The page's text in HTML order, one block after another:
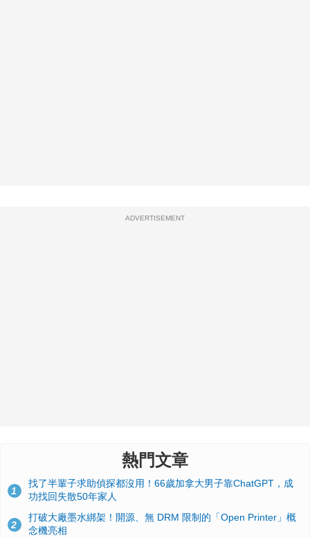
ADVERTISEMENT
熱門文章
1
找了半輩子求助偵探都沒用！66歲加拿大男子靠ChatGPT，成
功找回失散50年家人
2
打破大廠墨水綁架！開源、無 DRM 限制的「Open Printer」概
念機亮相